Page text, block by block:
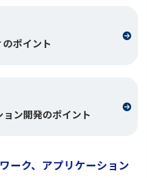
ポイント
ン開発のポイント
ーク、アプリケーション